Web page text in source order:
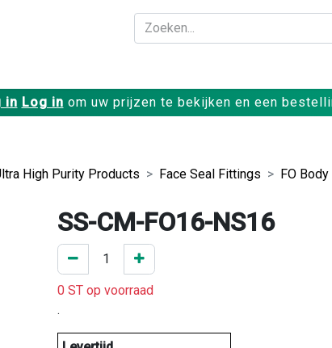
in Log in om uw prijzen te bekijken en een
High Purity Products Face Seal Fittings FO
SS-CM-FO16-NS16
0 ST op voorraad
.